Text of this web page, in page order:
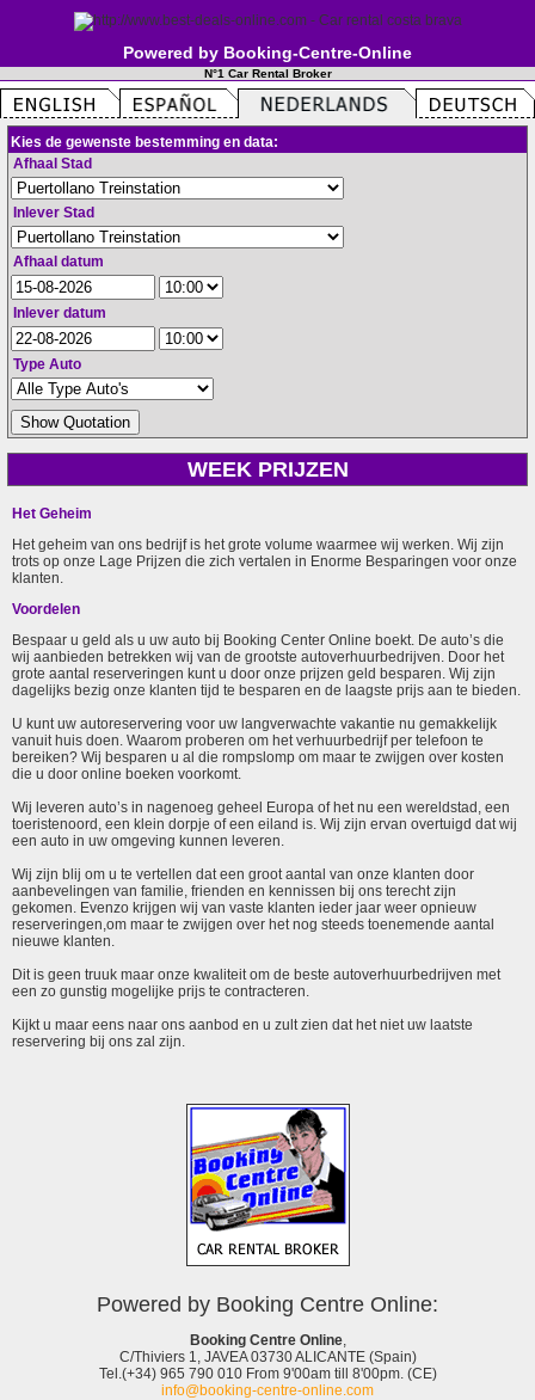
Powered by Booking-Centre-Online
N°1 Car Rental Broker
Kies de gewenste bestemming en data:
Afhaal Stad
Inlever Stad
Afhaal datum
Inlever datum
Type Auto
WEEK PRIJZEN
Het Geheim
Het geheim van ons bedrijf is het grote volume waarmee wij werken. Wij zijn
trots op onze Lage Prijzen die zich vertalen in Enorme Besparingen voor onze
klanten.
Voordelen
Bespaar u geld als u uw auto bij Booking Center Online boekt. De auto’s die
wij aanbieden betrekken wij van de grootste autoverhuurbedrijven. Door het
grote aantal reserveringen kunt u door onze prijzen geld besparen. Wij zijn
dagelijks bezig onze klanten tijd te besparen en de laagste prijs aan te bieden.
U kunt uw autoreservering voor uw langverwachte vakantie nu gemakkelijk
vanuit huis doen. Waarom proberen om het verhuurbedrijf per telefoon te
bereiken? Wij besparen u al die rompslomp om maar te zwijgen over kosten
die u door online boeken voorkomt.
Wij leveren auto’s in nagenoeg geheel Europa of het nu een wereldstad, een
toeristenoord, een klein dorpje of een eiland is. Wij zijn ervan overtuigd dat wij
een auto in uw omgeving kunnen leveren.
Wij zijn blij om u te vertellen dat een groot aantal van onze klanten door
aanbevelingen van familie, frienden en kennissen bij ons terecht zijn
gekomen. Evenzo krijgen wij van vaste klanten ieder jaar weer opnieuw
reserveringen,om maar te zwijgen over het nog steeds toenemende aantal
nieuwe klanten.
Dit is geen truuk maar onze kwaliteit om de beste autoverhuurbedrijven met
een zo gunstig mogelijke prijs te contracteren.
Kijkt u maar eens naar ons aanbod en u zult zien dat het niet uw laatste
reservering bij ons zal zijn.
Powered by Booking Centre Online:
Booking Centre Online,
C/Thiviers 1, JAVEA 03730 ALICANTE (Spain)
Tel.(+34) 965 790 010 From 9'00am till 8'00pm. (CE)
info@booking-centre-online.com